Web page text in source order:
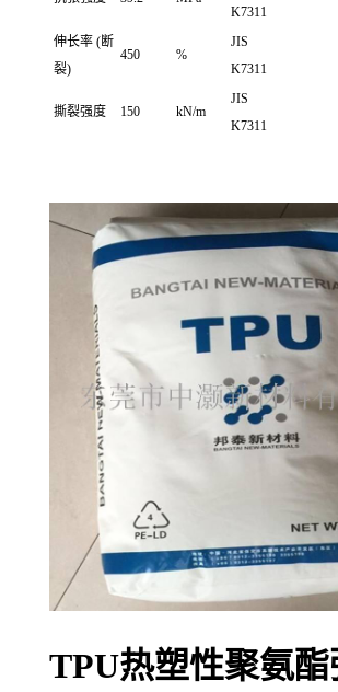
K7311
伸长率 (断
裂)
450 %
JIS
K7311
撕裂强度 150 kN/m
JIS
K7311
TPU热塑性聚氨